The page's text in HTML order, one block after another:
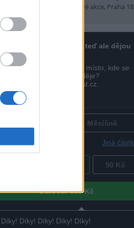
(Tábory, výlety a pobytové akce, Praha 18